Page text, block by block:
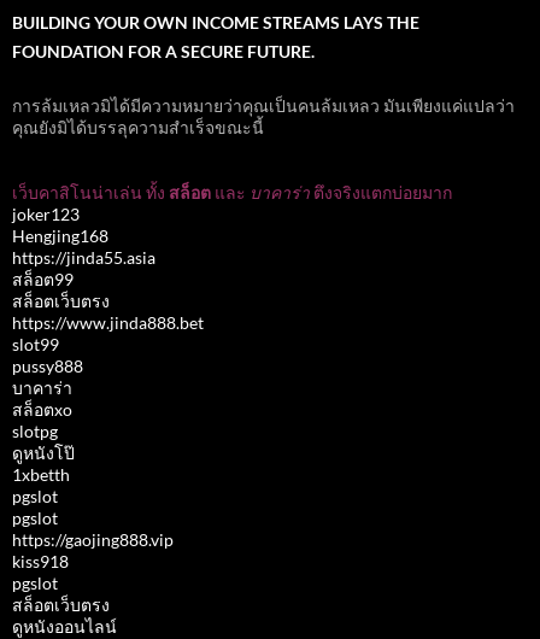
BUILDING YOUR OWN INCOME STREAMS LAYS THE
FOUNDATION FOR A SECURE FUTURE.
การล้มเหลวมิได้มีความหมายว่าคุณเป็นคนล้มเหลว มันเพียงแค่แปลว่า
คุณยังมิได้บรรลุความสำเร็จขณะนี้
เว็บคาสิโนน่าเล่น ทั้ง สล็อต และ บาคาร่า ตึงจริงแตกบ่อยมาก
joker123
Hengjing168
https://jinda55.asia
สล็อต99
สล็อตเว็บตรง
https://www.jinda888.bet
slot99
pussy888
บาคาร่า
สล็อตxo
slotpg
ดูหนังโป๊
1xbetth
pgslot
pgslot
https://gaojing888.vip
kiss918
pgslot
สล็อตเว็บตรง
ดูหนังออนไลน์